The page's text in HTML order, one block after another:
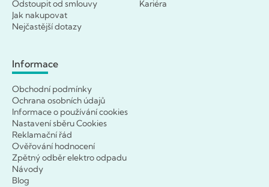
Odstoupit od smlouvy
Jak nakupovat
Nejčastější dotazy
Kariéra
Informace
Obchodní podmínky
Ochrana osobních údajů
Informace o používání cookies
Nastavení sběru Cookies
Reklamační řád
Ověřování hodnocení
Zpětný odběr elektro odpadu
Návody
Blog